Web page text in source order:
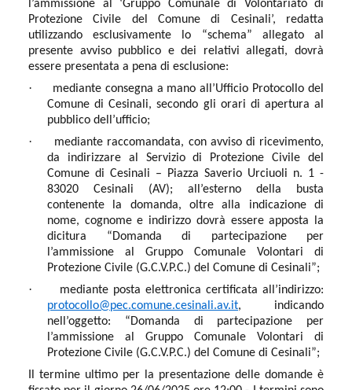
l’ammissione al ‘Gruppo Comunale di Volontariato di
Protezione Civile del Comune di Cesinali’, redatta
utilizzando esclusivamente lo “schema” allegato al
presente avviso pubblico e dei relativi allegati, dovrà
essere presentata a pena di esclusione:
·
mediante consegna a mano all’Ufficio Protocollo del
Comune di Cesinali, secondo gli orari di apertura al
pubblico dell’ufficio;
·
mediante raccomandata, con avviso di ricevimento,
da indirizzare al Servizio di Protezione Civile del
Comune di Cesinali – Piazza Saverio Urciuoli n. 1 -
83020 Cesinali (AV); all’esterno della busta
contenente la domanda, oltre alla indicazione di
nome, cognome e indirizzo dovrà essere apposta la
dicitura “Domanda di partecipazione per
l’ammissione al Gruppo Comunale Volontari di
Protezione Civile (G.C.V.P.C.) del Comune di Cesinali”;
·
mediante posta elettronica certificata all’indirizzo:
protocollo@pec.comune.cesinali.av.it, indicando
nell’oggetto: “Domanda di partecipazione per
l’ammissione al Gruppo Comunale Volontari di
Protezione Civile (G.C.V.P.C.) del Comune di Cesinali”;
Il termine ultimo per la presentazione delle domande è